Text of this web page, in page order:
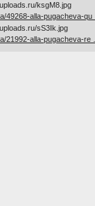
49268-alla-pugacheva-
21992-alla-pugacheva-